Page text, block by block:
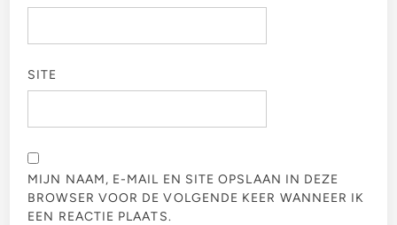
SITE
MIJN NAAM, E-MAIL EN SITE OPSLAAN IN DEZE
BROWSER VOOR DE VOLGENDE KEER WANNEER IK
EEN REACTIE PLAATS.